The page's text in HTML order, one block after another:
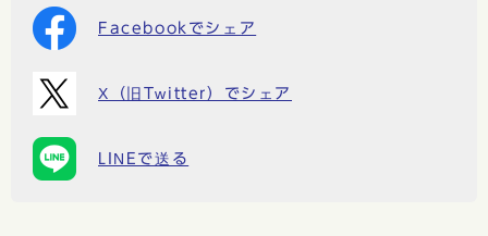
Facebookでシェア
X（旧Twitter）でシェア
LINEで送る